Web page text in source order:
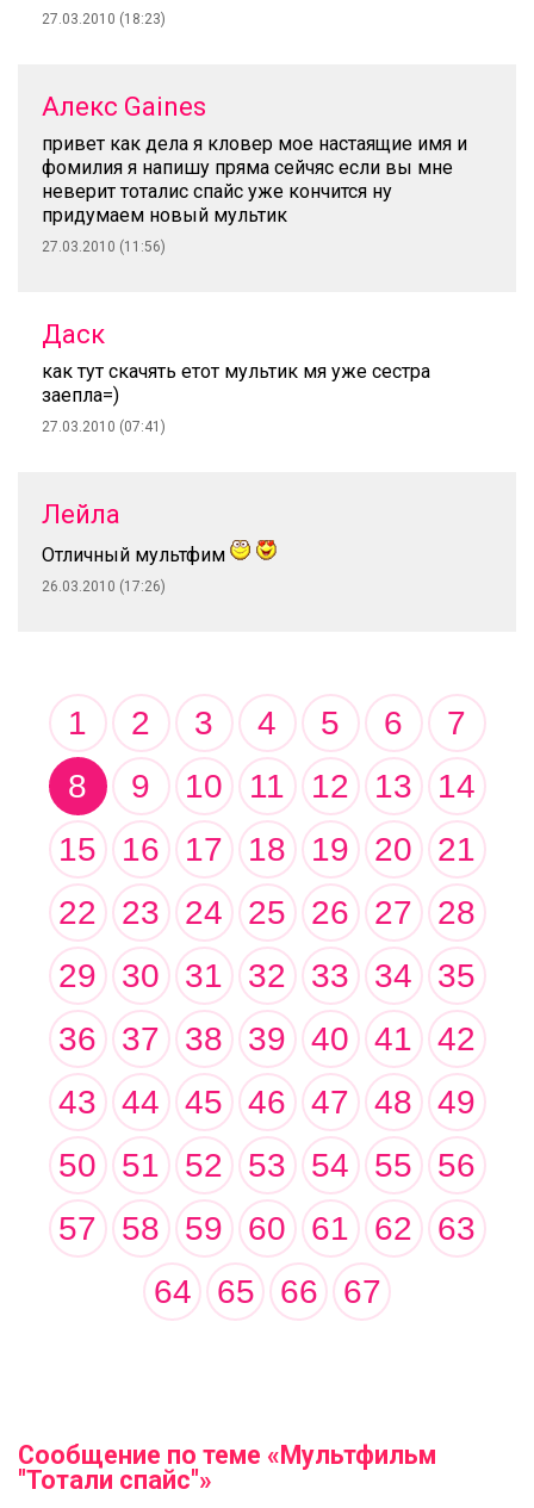
27.03.2010 (18:23)
Алекс Gaines
привет как дела я кловер мое настаящие имя и
фомилия я напишу пряма сейчяс если вы мне
неверит тоталис спайс уже кончится ну
придумаем новый мультик
27.03.2010 (11:56)
Даск
как тут скачять етот мультик мя уже сестра
заепла=)
27.03.2010 (07:41)
Лейла
Отличный мультфим
26.03.2010 (17:26)
1 2 3 4 5 6
7
8
9 10 11 12 13
14
15
16 17 18 19 20
21
22
23 24 25 26 27
28
29
30 31 32 33 34
35
36
37 38 39 40 41
42
43
44 45 46 47 48
49
50
51 52 53 54 55
56
57
58 59 60 61 62
63
64
65 66 67
Сообщение по теме «Мультфильм
"Тотали спайс"»